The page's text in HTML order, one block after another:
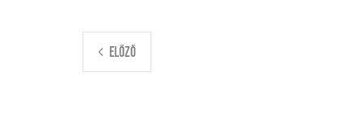
ELŐZŐ